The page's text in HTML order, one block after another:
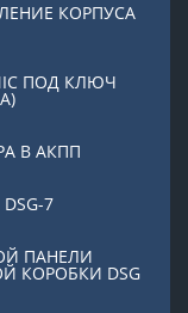
КОРПУСА
ПОД КЛЮЧ
В АКПП
7
ПАНЕЛИ
КОРОБКИ DSG